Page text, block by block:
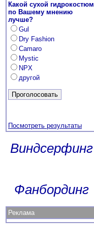
Какой сухой гидрокостюм
по Вашему мнению
лучше?
Gul
Dry Fashion
Camaro
Mystic
NPX
другой
Посмотреть результаты
Виндсерфинг
Фанбординг
Реклама